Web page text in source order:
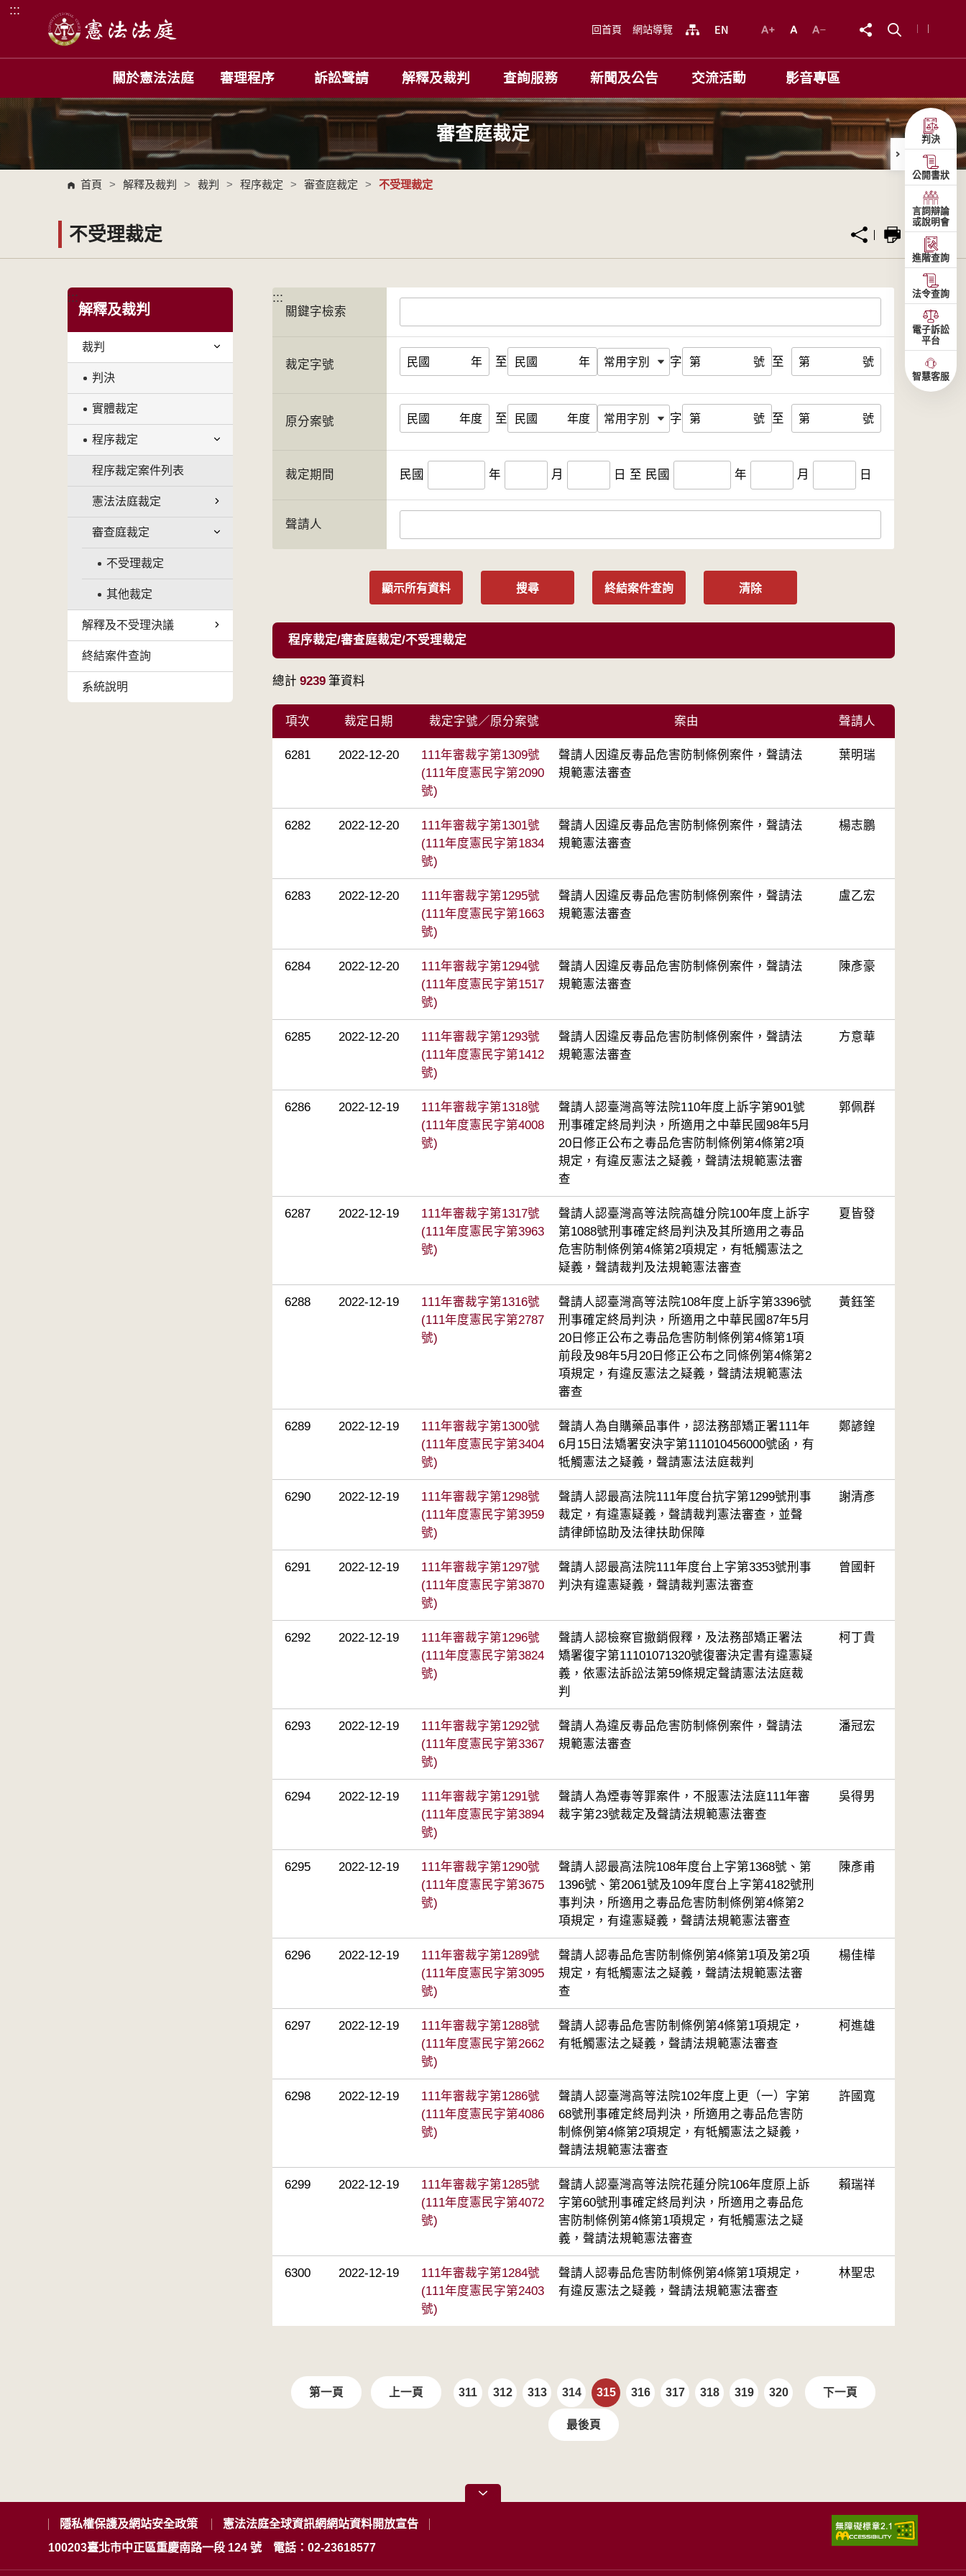
跳到主要內容區塊
:::
回首頁 網站導覽
關於憲法法庭 審理程序 訴訟聲請 解釋及裁判 查詢服務 新聞及公告 交流活動 影音專區
審查庭裁定
首頁 > 解釋及裁判 > 裁判 > 程序裁定 > 審查庭裁定 > 不受理裁定
不受理裁定
:::
解釋及裁判
裁判
判決
實體裁定
程序裁定
程序裁定案件列表
憲法法庭裁定
審查庭裁定
不受理裁定
其他裁定
解釋及不受理決議
終結案件查詢
系統說明
:::
關鍵字檢索
裁定字號 民國 年 至 民國 年 字 第 號 至 第 號
原分案號 民國 年度 至 民國 年度 字 第 號 至 第 號
裁定期間 民國 年 月 日 至 民國 年 月 日
聲請人
顯示所有資料 搜尋 終結案件查詢 清除
程序裁定/審查庭裁定/不受理裁定
總計 9239 筆資料
項次 裁定日期 裁定字號／原分案號 案由 聲請人
6281 2022-12-20
111年審裁字第1309號
(111年度憲民字第2090
號)
聲請人因違反毒品危害防制條例案件，聲請法
規範憲法審查
葉明瑞
6282 2022-12-20
111年審裁字第1301號
(111年度憲民字第1834
號)
聲請人因違反毒品危害防制條例案件，聲請法
規範憲法審查
楊志鵬
6283 2022-12-20
111年審裁字第1295號
(111年度憲民字第1663
號)
聲請人因違反毒品危害防制條例案件，聲請法
規範憲法審查
盧乙宏
6284 2022-12-20
111年審裁字第1294號
(111年度憲民字第1517
號)
聲請人因違反毒品危害防制條例案件，聲請法
規範憲法審查
陳彥豪
6285 2022-12-20
111年審裁字第1293號
(111年度憲民字第1412
號)
聲請人因違反毒品危害防制條例案件，聲請法
規範憲法審查
方意華
6286 2022-12-19
111年審裁字第1318號
(111年度憲民字第4008
號)
聲請人認臺灣高等法院110年度上訴字第901號
刑事確定終局判決，所適用之中華民國98年5月
20日修正公布之毒品危害防制條例第4條第2項
規定，有違反憲法之疑義，聲請法規範憲法審
查
郭佩群
6287 2022-12-19
111年審裁字第1317號
(111年度憲民字第3963
號)
聲請人認臺灣高等法院高雄分院100年度上訴字
第1088號刑事確定終局判決及其所適用之毒品
危害防制條例第4條第2項規定，有牴觸憲法之
疑義，聲請裁判及法規範憲法審查
夏皆發
6288 2022-12-19
111年審裁字第1316號
(111年度憲民字第2787
號)
聲請人認臺灣高等法院108年度上訴字第3396號
刑事確定終局判決，所適用之中華民國87年5月
20日修正公布之毒品危害防制條例第4條第1項
前段及98年5月20日修正公布之同條例第4條第2
項規定，有違反憲法之疑義，聲請法規範憲法
審查
黃鈺筌
6289 2022-12-19
111年審裁字第1300號
(111年度憲民字第3404
號)
聲請人為自購藥品事件，認法務部矯正署111年
6月15日法矯署安決字第111010456000號函，有
牴觸憲法之疑義，聲請憲法法庭裁判
鄭諺鍠
6290 2022-12-19
111年審裁字第1298號
(111年度憲民字第3959
號)
聲請人認最高法院111年度台抗字第1299號刑事
裁定，有違憲疑義，聲請裁判憲法審查，並聲
請律師協助及法律扶助保障
謝清彥
6291 2022-12-19
111年審裁字第1297號
(111年度憲民字第3870
號)
聲請人認最高法院111年度台上字第3353號刑事
判決有違憲疑義，聲請裁判憲法審查
曾國軒
6292 2022-12-19
111年審裁字第1296號
(111年度憲民字第3824
號)
聲請人認檢察官撤銷假釋，及法務部矯正署法
矯署復字第11101071320號復審決定書有違憲疑
義，依憲法訴訟法第59條規定聲請憲法法庭裁
判
柯丁貴
6293 2022-12-19
111年審裁字第1292號
(111年度憲民字第3367
號)
聲請人為違反毒品危害防制條例案件，聲請法
規範憲法審查
潘冠宏
6294 2022-12-19
111年審裁字第1291號
(111年度憲民字第3894
號)
聲請人為煙毒等罪案件，不服憲法法庭111年審
裁字第23號裁定及聲請法規範憲法審查
吳得男
6295 2022-12-19
111年審裁字第1290號
(111年度憲民字第3675
號)
聲請人認最高法院108年度台上字第1368號、第
1396號、第2061號及109年度台上字第4182號刑
事判決，所適用之毒品危害防制條例第4條第2
項規定，有違憲疑義，聲請法規範憲法審查
陳彥甫
6296 2022-12-19
111年審裁字第1289號
(111年度憲民字第3095
號)
聲請人認毒品危害防制條例第4條第1項及第2項
規定，有牴觸憲法之疑義，聲請法規範憲法審
查
楊佳樺
6297 2022-12-19
111年審裁字第1288號
(111年度憲民字第2662
號)
聲請人認毒品危害防制條例第4條第1項規定，
有牴觸憲法之疑義，聲請法規範憲法審查
柯進雄
6298 2022-12-19
111年審裁字第1286號
(111年度憲民字第4086
號)
聲請人認臺灣高等法院102年度上更（一）字第
68號刑事確定終局判決，所適用之毒品危害防
制條例第4條第2項規定，有牴觸憲法之疑義，
聲請法規範憲法審查
許國寬
6299 2022-12-19
111年審裁字第1285號
(111年度憲民字第4072
號)
聲請人認臺灣高等法院花蓮分院106年度原上訴
字第60號刑事確定終局判決，所適用之毒品危
害防制條例第4條第1項規定，有牴觸憲法之疑
義，聲請法規範憲法審查
賴瑞祥
6300 2022-12-19
111年審裁字第1284號
(111年度憲民字第2403
號)
聲請人認毒品危害防制條例第4條第1項規定，
有違反憲法之疑義，聲請法規範憲法審查
林聖忠
第一頁 上一頁 311 312 313 314 315 316 317 318 319 320 下一頁
最後頁
隱私權保護及網站安全政策
憲法法庭全球資訊網網站資料開放宣告
100203臺北市中正區重慶南路一段 124 號
電話：02-23618577
判決
公開書狀
言詞辯論
或說明會
進階查詢
法令查詢
電子訴訟
平台
智慧客服